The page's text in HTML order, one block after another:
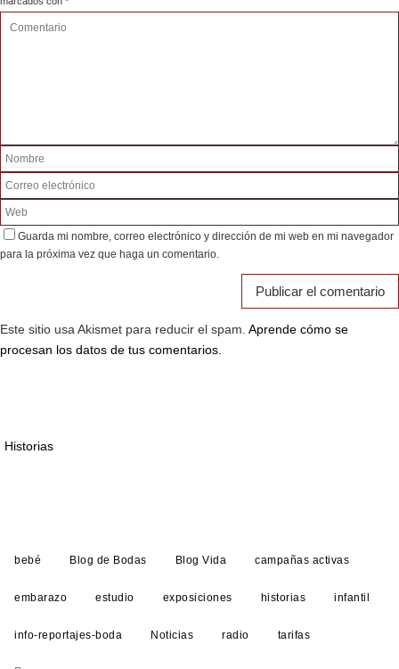
Guarda mi nombre, correo electrónico y dirección de mi web en mi navegador
para la próxima vez que haga un comentario.
Este sitio usa Akismet para reducir el spam. Aprende cómo se
procesan los datos de tus comentarios.
Historias
bebé Blog de Bodas Blog Vida campañas activas
embarazo estudio exposiciones historias infantil
info-reportajes-boda Noticias radio tarifas